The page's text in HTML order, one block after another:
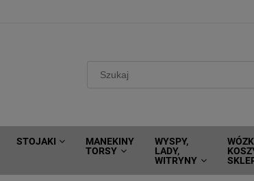
STOJAKI
MANEKINY
TORSY
WYSPY,
LADY,
WITRYNY